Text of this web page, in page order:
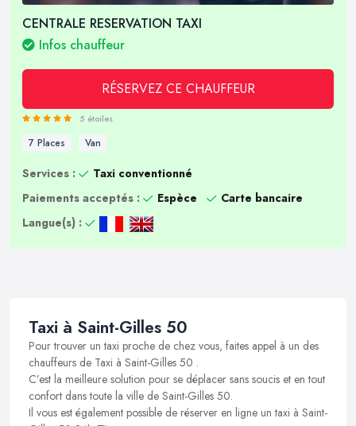
CENTRALE RESERVATION TAXI
Infos chauffeur
RÉSERVEZ CE CHAUFFEUR
5 étoiles
7 Places Van
Services :
Taxi conventionné
Paiements acceptés :
Espèce
Carte bancaire
Langue(s) :
Taxi à Saint-Gilles 50
Pour trouver un taxi proche de chez vous, faites appel à un des
chauffeurs de Taxi à Saint-Gilles 50 .
C’est la meilleure solution pour se déplacer sans soucis et en tout
confort dans toute la ville de Saint-Gilles 50.
Il vous est également possible de réserver en ligne un taxi à Saint-